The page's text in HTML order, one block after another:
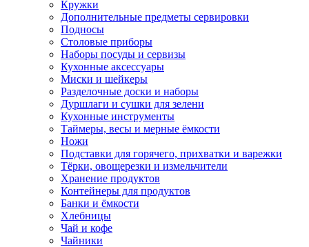
Кружки
Дополнительные предметы сервировки
Подносы
Столовые приборы
Наборы посуды и сервизы
Кухонные аксессуары
Миски и шейкеры
Разделочные доски и наборы
Дуршлаги и сушки для зелени
Кухонные инструменты
Таймеры, весы и мерные ёмкости
Ножи
Подставки для горячего, прихватки и варежки
Тёрки, овощерезки и измельчители
Хранение продуктов
Контейнеры для продуктов
Банки и ёмкости
Хлебницы
Чай и кофе
Чайники